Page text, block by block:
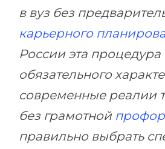
в вуз без
карьерного
России эта процедура
обязательного
современные реалии
без грамотной
правильно выбрать